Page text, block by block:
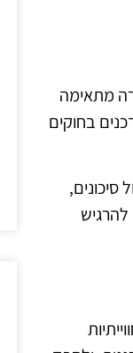
מתאימה
בחוקים
סיכונים,
להרגיש